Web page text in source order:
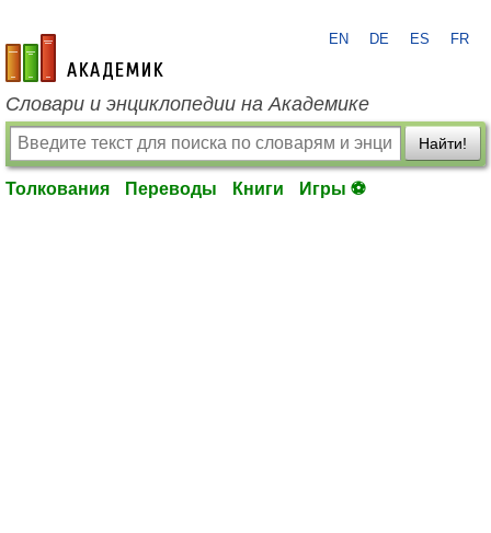
academic.ru
EN DE ES FR
Словари и энциклопедии на Академике
Найти!
Толкования Переводы Книги Игры ⚽